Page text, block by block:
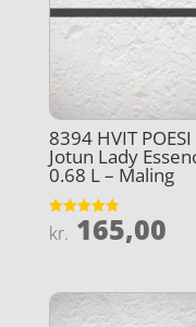
8394 HVIT POESI
Jotun Lady
0.68 L – Maling
Vurderet
4.9
kr. 165,00